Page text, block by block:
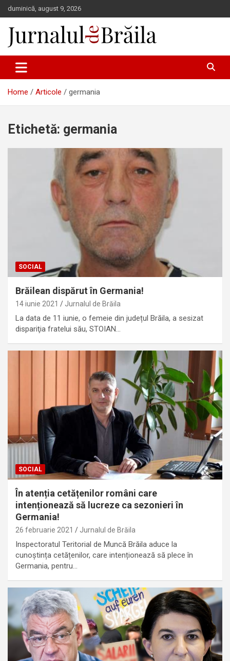
Skip
to
content
duminică, august 9, 2026
Jurnalul de Brăila
Home Articole germania
Etichetă: germania
SOCIAL
Brăilean dispărut în Germania!
14 iunie 2021 Jurnalul de Brăila
La data de 11 iunie, o femeie din județul Brăila, a sesizat
dispariţia fratelui său, STOIAN…
SOCIAL
În atenția cetățenilor români care
intenționează să lucreze ca sezonieri în
Germania!
26 februarie 2021 Jurnalul de Brăila
Inspectoratul Teritorial de Muncă Brăila aduce la
cunoștința cetățenilor, care intenționează să plece în
Germania, pentru…